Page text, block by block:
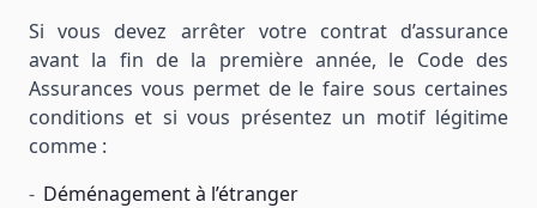
Si vous devez arrêter votre contrat d’assurance
avant la fin de la première année, le Code des
Assurances vous permet de le faire sous certaines
conditions et si vous présentez un motif légitime
comme :
Déménagement à l’étranger